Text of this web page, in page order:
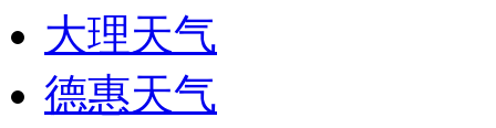
大理天气
德惠天气